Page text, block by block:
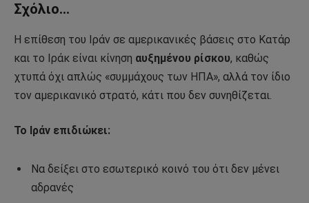
Σχόλιο…
Η επίθεση του Ιράν σε αμερικανικές βάσεις στο Κατάρ
και το Ιράκ είναι κίνηση αυξημένου ρίσκου, καθώς
χτυπά όχι απλώς «συμμάχους των ΗΠΑ», αλλά τον ίδιο
τον αμερικανικό στρατό, κάτι που δεν συνηθίζεται.
Το Ιράν επιδιώκει:
Να δείξει στο εσωτερικό κοινό του ότι δεν μένει
αδρανές